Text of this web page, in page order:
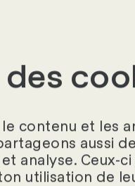
contenu et les
aussi
analyse.
utilisation de